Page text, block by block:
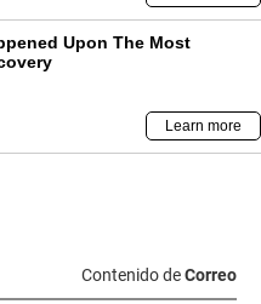
Contenido deCorreo